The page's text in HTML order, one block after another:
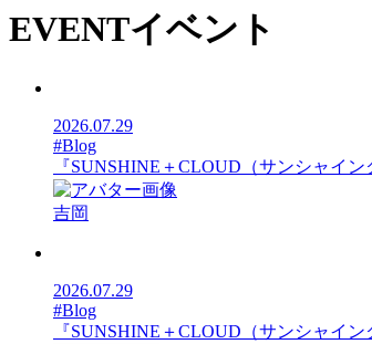
EVENTイベント
2026.07.29
#Blog
『SUNSHINE＋CLOUD（サンシャイ
吉岡
2026.07.29
#Blog
『SUNSHINE＋CLOUD（サンシャイ